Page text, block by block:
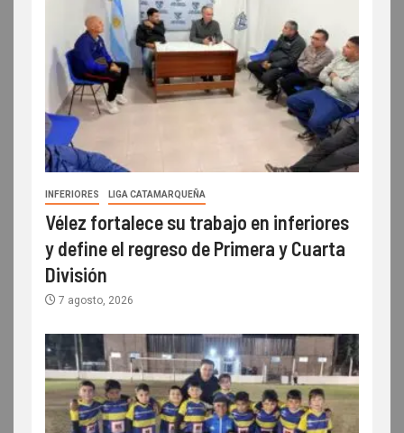
INFERIORES LIGA CATAMARQUEÑA
Vélez fortalece su trabajo en inferiores
y define el regreso de Primera y Cuarta
División
7 agosto, 2026